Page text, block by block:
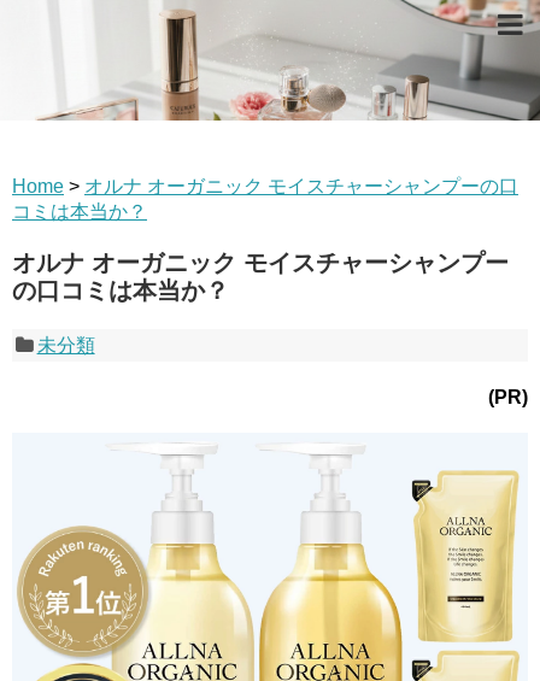
Home > オルナ オーガニック モイスチャーシャンプーの口
コミは本当か？
オルナ オーガニック モイスチャーシャンプー
の口コミは本当か？
未分類
(PR)